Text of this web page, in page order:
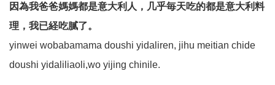
因為我爸爸媽媽都是意大利人，几乎毎天吃的都是意大利料
理，我已経吃膩了。
yinwei wobabamama doushi yidaliren, jihu meitian chide
doushi yidaliliaoli,wo yijing chinile.